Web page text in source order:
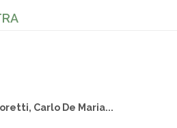
Carlo De Maria...